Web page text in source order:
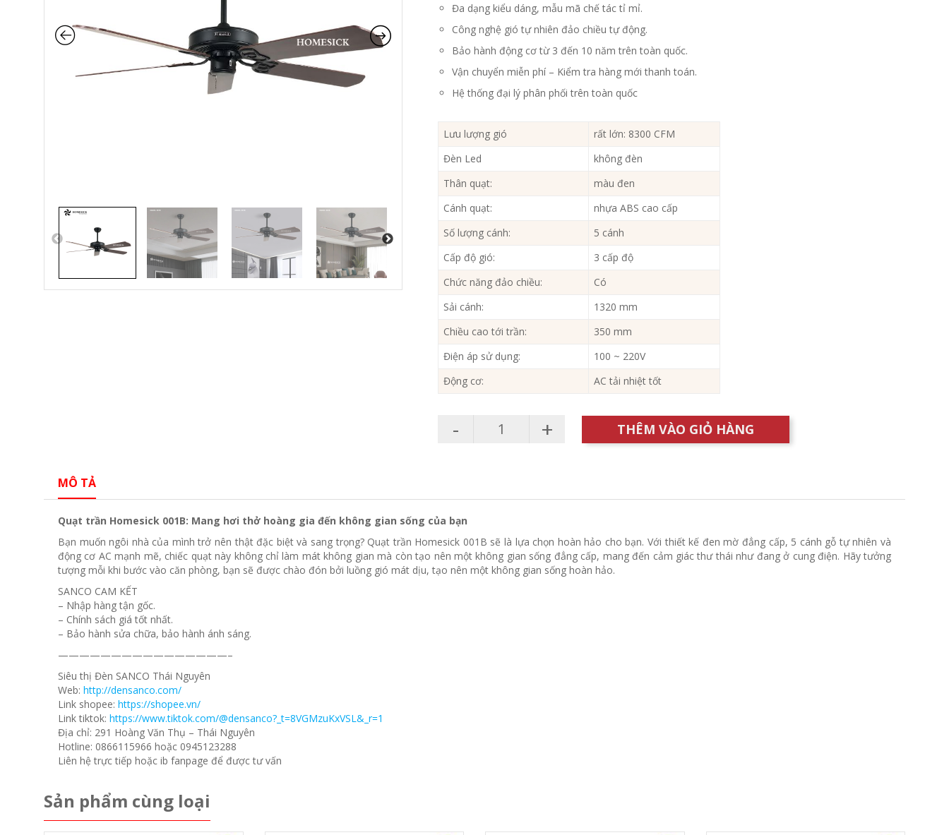
Đa dạng kiểu dáng, mẫu mã chế tác tỉ mỉ.
Công nghệ gió tự nhiên đảo chiều tự động.
Bảo hành động cơ từ 3 đến 10 năm trên toàn quốc.
Vận chuyển miễn phí – Kiểm tra hàng mới thanh toán.
Hệ thống đại lý phân phối trên toàn quốc
Lưu lượng gió
rất lớn: 8300 CFM
Đèn Led
không đèn
Thân quạt:
màu đen
Cánh quạt:
nhựa ABS cao cấp
Số lượng cánh:
5 cánh
Cấp độ gió:
3 cấp độ
Chức năng đảo chiều:
Có
Sải cánh:
1320 mm
Chiều cao tới trần:
350 mm
Điện áp sử dụng:
100 ~ 220V
Động cơ:
AC tải nhiệt tốt
- + THÊM VÀO GIỎ HÀNG
MÔ TẢ
Quạt trần Homesick 001B: Mang hơi thở hoàng gia đến không gian sống của bạn
Bạn muốn ngôi nhà của mình trở nên thật đặc biệt và sang trọng? Quạt trần Homesick 001B sẽ là lựa chọn hoàn hảo cho bạn. Với thiết kế đen mờ đẳng cấp, 5 cánh gỗ tự nhiên và
động cơ AC mạnh mẽ, chiếc quạt này không chỉ làm mát không gian mà còn tạo nên một không gian sống đẳng cấp, mang đến cảm giác thư thái như đang ở cung điện. Hãy tưởng
tượng mỗi khi bước vào căn phòng, bạn sẽ được chào đón bởi luồng gió mát dịu, tạo nên một không gian sống hoàn hảo.
SANCO CAM KẾT
– Nhập hàng tận gốc.
– Chính sách giá tốt nhất.
– Bảo hành sửa chữa, bảo hành ánh sáng.
————————————————–
Siêu thị Đèn SANCO Thái Nguyên
Web: http://densanco.com/
Link shopee: https://shopee.vn/
Link tiktok: https://www.tiktok.com/@densanco?_t=8VGMzuKxVSL&_r=1
Địa chỉ: 291 Hoàng Văn Thụ – Thái Nguyên
Hotline: 0866115966 hoặc 0945123288
Liên hệ trực tiếp hoặc ib fanpage để được tư vấn
Sản phẩm cùng loại